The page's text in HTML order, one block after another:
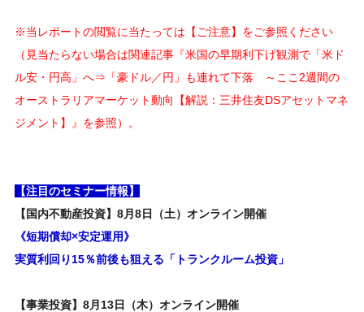
※当レポートの閲覧に当たっては【ご注意】をご参照ください
（見当たらない場合は関連記事『米国の早期利下げ観測で「米ド
ル安・円高」へ⇒「豪ドル／円」も連れて下落 ～ここ2週間の
オーストラリアマーケット動向【解説：三井住友DSアセットマネ
ジメント】』を参照）。
【注目のセミナー情報】
【国内不動産投資】8月8日（土）オンライン開催
《短期償却×安定運用》
実質利回り15％前後も狙える「トランクルーム投資」
【事業投資】8月13日（木）オンライン開催